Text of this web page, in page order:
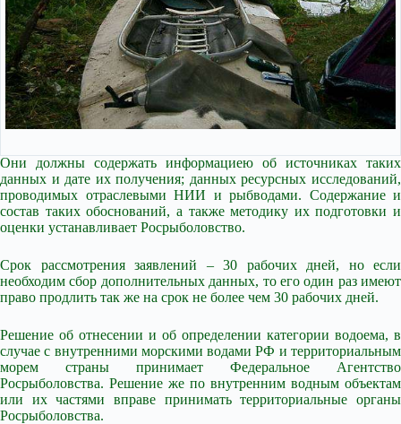
Они должны содержать информациею об источниках таких
данных и дате их получения; данных ресурсных исследований,
проводимых отраслевыми НИИ и рыбводами. Содержание и
состав таких обоснований, а также методику их подготовки и
оценки устанавливает Росрыболовство.
Срок рассмотрения заявлений – 30 рабочих дней, но если
необходим сбор дополнительных данных, то его один раз имеют
право продлить так же на срок не более чем 30 рабочих дней.
Решение об отнесении и об определении категории водоема, в
случае с внутренними морскими водами РФ и территориальным
морем страны принимает Федеральное Агентство
Росрыболовства. Решение же по внутренним водным объектам
или их частями вправе принимать территориальные органы
Росрыболовства.